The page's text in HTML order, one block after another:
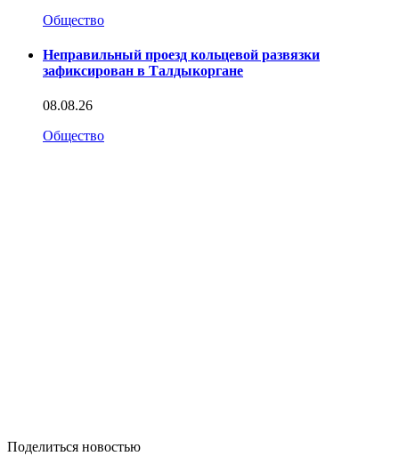
Общество
Неправильный проезд кольцевой развязки
зафиксирован в Талдыкоргане
08.08.26
Общество
Поделиться новостью